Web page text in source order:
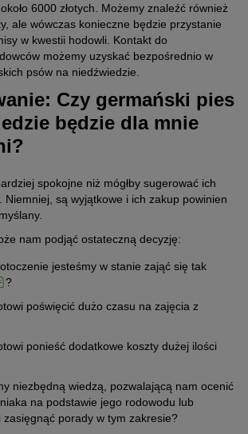
6000 złotych. Możemy znaleźć również
ale wówczas konieczne będzie przystanie
w kwestii hodowli. Kontakt do
możemy uzyskać bezpośrednio w
psów na niedźwiedzie.
Czy germański pies
będzie dla mnie
spokojne niż mógłby sugerować ich
Niemniej, są wyjątkowe i ich zakup powinien
nam podjąć ostateczną decyzję:
jesteśmy w stanie zająć się tak
?
poświęcić dużo czasu na zajęcia z
ponieść dodatkowe koszty dużej ilości
niezbędną wiedzą, pozwalającą nam ocenić
na podstawie jego rodowodu lub
zasięgnąć porady w tym zakresie?